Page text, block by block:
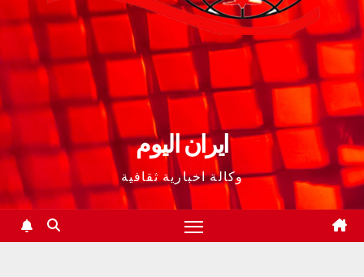
ايران اليوم
وكالة اخبارية ثقافية